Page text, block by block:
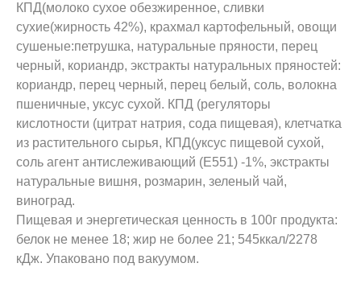
КПД(молоко сухое обезжиренное, сливки
сухие(жирность 42%), крахмал картофельный, овощи
сушеные:петрушка, натуральные пряности, перец
черный, кориандр, экстракты натуральных пряностей:
кориандр, перец черный, перец белый, соль, волокна
пшеничные, уксус сухой. КПД (регуляторы
кислотности (цитрат натрия, сода пищевая), клетчатка
из растительного сырья, КПД(уксус пищевой сухой,
соль агент антислеживающий (Е551) -1%, экстракты
натуральные вишня, розмарин, зеленый чай,
виноград.
Пищевая и энергетическая ценность в 100г продукта:
белок не менее 18; жир не более 21; 545ккал/2278
кДж. Упаковано под вакуумом.